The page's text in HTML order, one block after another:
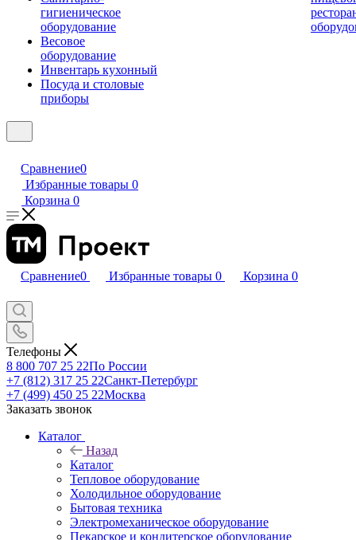
гигиеническое
оборудование
Весовое
оборудование
Инвентарь кухонный
Посуда и столовые
приборы
Сравнение0
Избранные товары 0
Корзина 0
Сравнение0 Избранные товары 0 Корзина 0
Телефоны
8 800 707 25 22По России
+7 (812) 317 25 22Санкт-Петербург
+7 (499) 450 25 22Москва
Заказать звонок
Каталог
Назад
Каталог
Тепловое оборудование
Холодильное оборудование
Бытовая техника
Электромеханическое оборудование
Пекарское и кондитерское оборудование